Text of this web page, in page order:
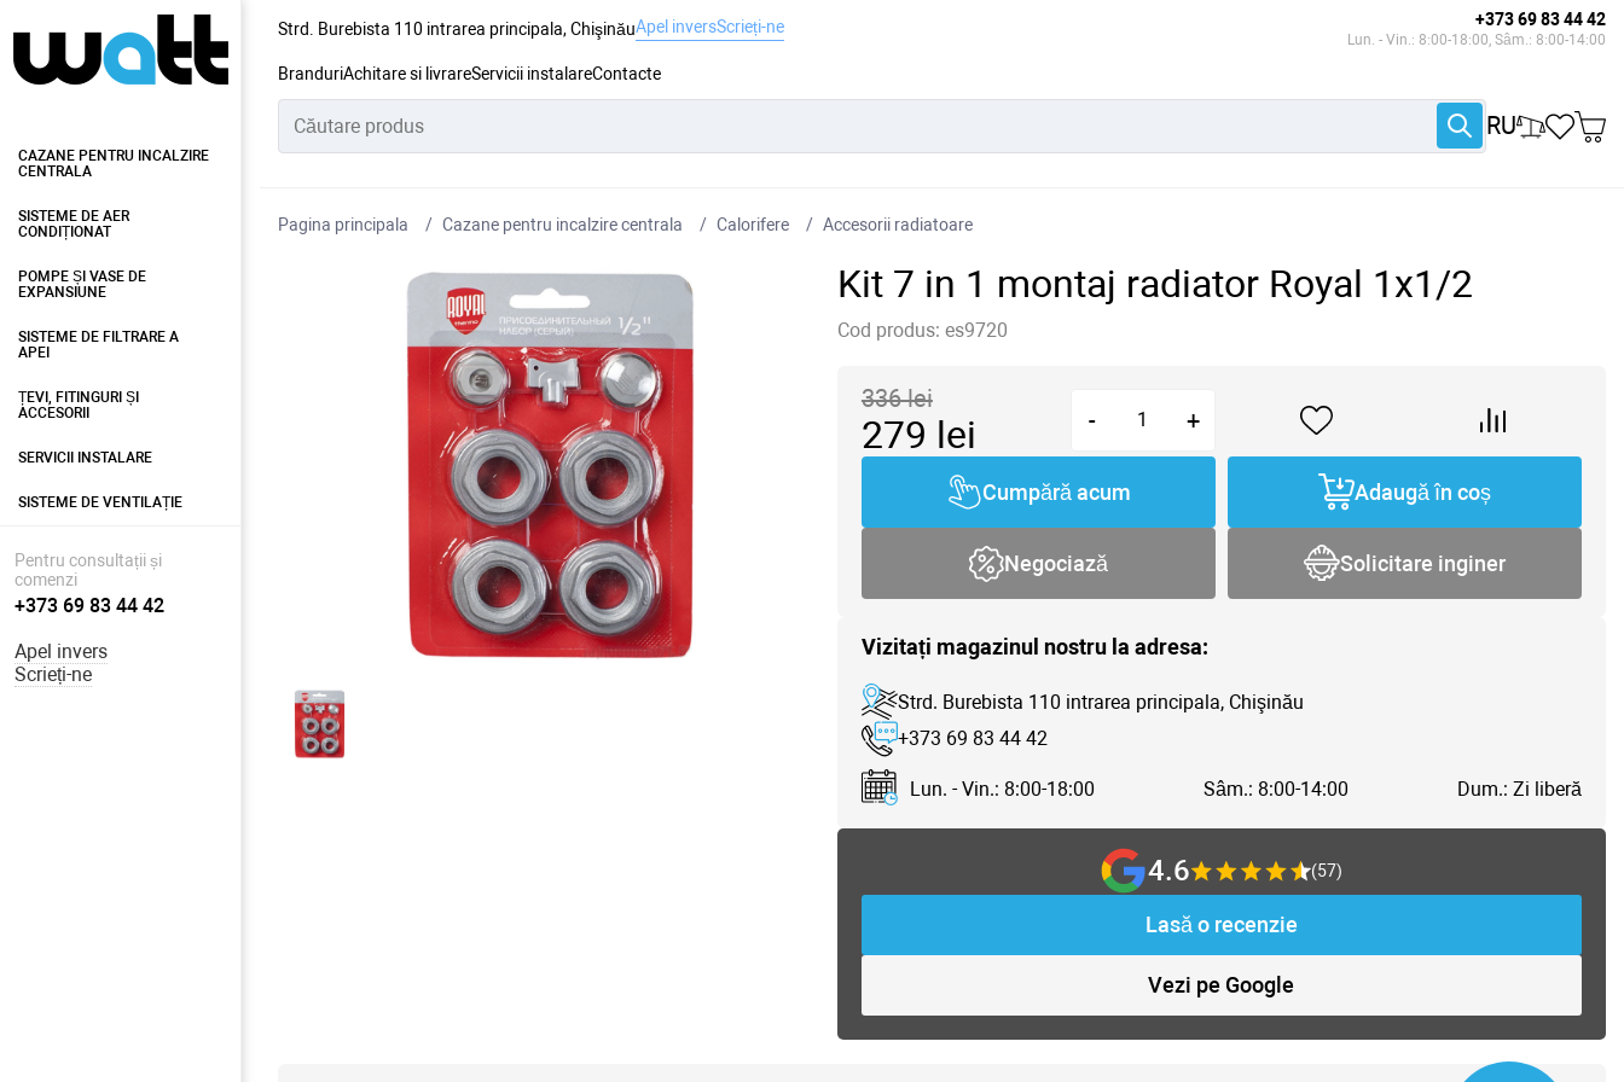
Strd. Burebista 110 intrarea principala, ChişinăuApel inversScrieți-ne +373 69 83 44 42
Lun. - Vin.: 8:00-18:00, Sâm.: 8:00-14:00
BranduriAchitare si livrareServicii instalareContacte
RU
CAZANE PENTRU INCALZIRE
CENTRALA
SISTEME DE AER
CONDIȚIONAT
POMPE ȘI VASE DE
EXPANSIUNE
SISTEME DE FILTRARE A
APEI
ȚEVI, FITINGURI ȘI
ACCESORII
SERVICII INSTALARE
SISTEME DE VENTILAȚIE
Pentru consultații și
comenzi
+373 69 83 44 42
Apel invers
Scrieți-ne
Pagina principala Cazane pentru incalzire centrala Сalorifere Accesorii radiatoare
Kit 7 in 1 montaj radiator Royal 1x1/2
Cod produs: es9720
336lei
279 lei - +
Cumpără acum Adaugă în coș
Negociază Solicitare inginer
Vizitați magazinul nostru la adresa:
Strd. Burebista 110 intrarea principala, Chişinău
+373 69 83 44 42
Lun. - Vin.: 8:00-18:00 Sâm.: 8:00-14:00 Dum.: Zi liberă
4.6 (57)
Lasă o recenzie
Vezi pe Google